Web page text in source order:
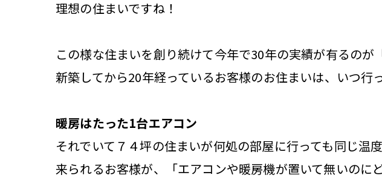
理想の住まいですね！
この様な住まいを創り続けて今年で30年の実績が有るのが
新築してから20年経っているお客様のお住まいは、いつ行
暖房はたった1台エアコン
それでいて７４坪の住まいが何処の部屋に行っても同じ温
来られるお客様が、「エアコンや暖房機が置いて無いのに